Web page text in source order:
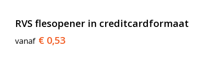
RVS flesopener in creditcardformaat
vanaf € 0,53